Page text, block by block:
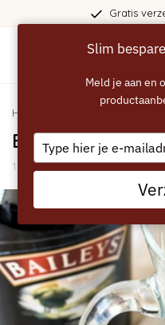
Gratis
Home
Baileys Irish
15 Maart 2022
Slim
Meld je aan en
Type
your
email